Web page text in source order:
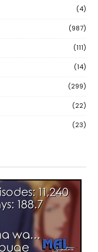
(4)
(987)
(111)
(14)
(299)
(22)
(23)